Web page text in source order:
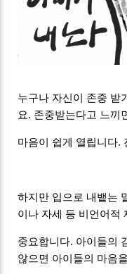
누구나 자신이 존중 받
요. 존중받는다고 느끼
마음이 쉽게 열립니다.
하지만 입으로 내뱉는
이나 자세 등 비언어적
중요합니다. 아이들의
않으면 아이들의 마음